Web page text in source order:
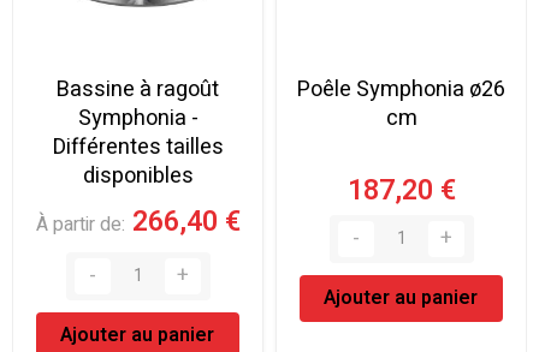
Bassine à ragoût
Symphonia -
Différentes tailles
disponibles
À partir de 266,40 €
Ajouter au panier
Poêle Symphonia ø26
cm
187,20 €
Ajouter au panier